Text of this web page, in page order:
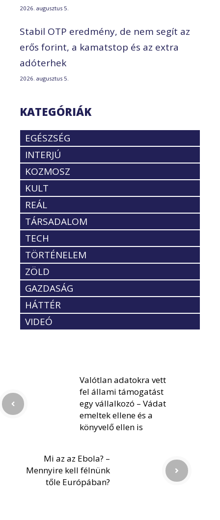
2026. augusztus 5.
Stabil OTP eredmény, de nem segít az
erős forint, a kamatstop és az extra
adóterhek
2026. augusztus 5.
KATEGÓRIÁK
EGÉSZSÉG
INTERJÚ
KOZMOSZ
KULT
REÁL
TÁRSADALOM
TECH
TÖRTÉNELEM
ZÖLD
GAZDASÁG
HÁTTÉR
VIDEÓ
Valótlan adatokra vett
fel állami támogatást
egy vállalkozó – Vádat
emeltek ellene és a
könyvelő ellen is
Mi az az Ebola? –
Mennyire kell félnünk
tőle Európában?